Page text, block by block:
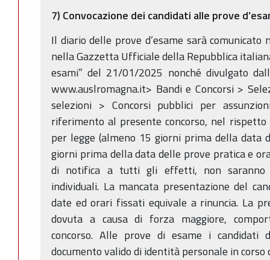
7) Convocazione dei candidati alle prove
Il diario delle prove d’esame sarà
nella Gazzetta Ufficiale della Repubblica
esami” del 21/01/2025 nonché divulgato
www.auslromagna.it> Bandi e Concorsi >
selezioni > Concorsi pubblici per
riferimento al presente concorso, nel
per legge (almeno 15 giorni prima della data
giorni prima della data delle prove pratica e
di notifica a tutti gli effetti, non saranno
individuali. La mancata presentazione del
date ed orari fissati equivale a rinuncia. La
dovuta a causa di forza maggiore,
concorso. Alle prove di esame i candidati
documento valido di identità personale in corso